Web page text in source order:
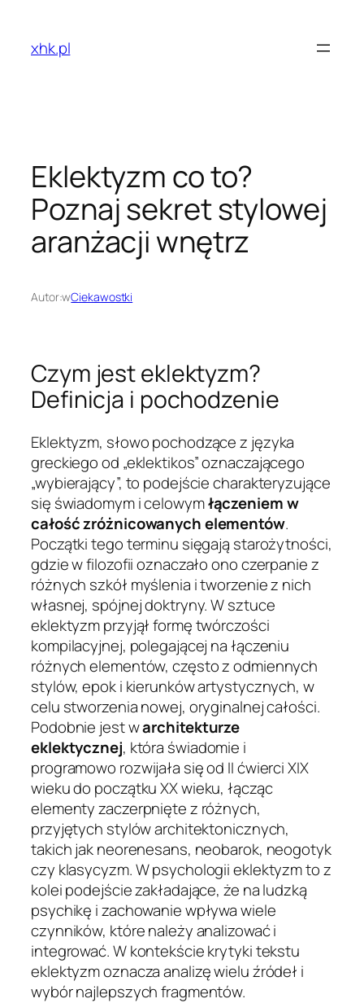
treścixhk.pl
Eklektyzm co to?
Poznaj sekret stylowej
aranżacji wnętrz
Autor:wCiekawostki
Czym jest eklektyzm?
Definicja i pochodzenie
Eklektyzm, słowo pochodzące z języka
greckiego od „eklektikos” oznaczającego
„wybierający”, to podejście charakteryzujące
się świadomym i celowymłączeniem w
całość zróżnicowanych elementów.
Początki tego terminu sięgają starożytności,
gdzie w filozofii oznaczało ono czerpanie z
różnych szkół myślenia i tworzenie z nich
własnej, spójnej doktryny. W sztuce
eklektyzm przyjął formę twórczości
kompilacyjnej, polegającej na łączeniu
różnych elementów, często z odmiennych
stylów, epok i kierunków artystycznych, w
celu stworzenia nowej, oryginalnej całości.
Podobnie jest warchitekturze
eklektycznej, która świadomie i
programowo rozwijała się od II ćwierci XIX
wieku do początku XX wieku, łącząc
elementy zaczerpnięte z różnych,
przyjętych stylów architektonicznych,
takich jak neorenesans, neobarok, neogotyk
czy klasycyzm. W psychologii eklektyzm to z
kolei podejście zakładające, że na ludzką
psychikę i zachowanie wpływa wiele
czynników, które należy analizować i
integrować. W kontekście krytyki tekstu
eklektyzm oznacza analizę wielu źródeł i
wybór najlepszych fragmentów.